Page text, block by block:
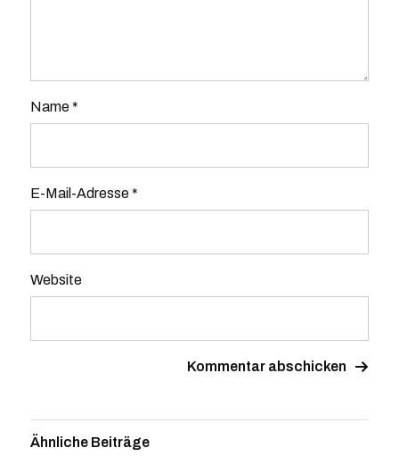
Name*
E-Mail-Adresse*
Website
Ähnliche Beiträge